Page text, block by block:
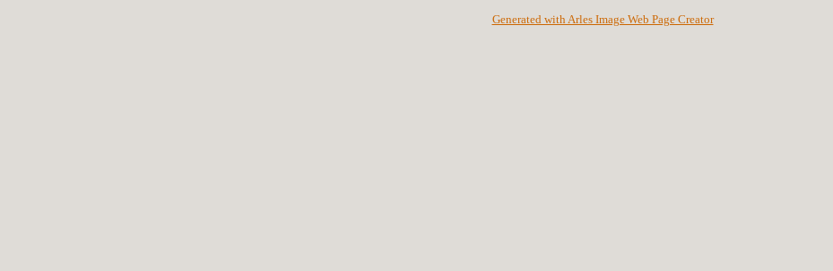
Generated with Arles Image Web Page Creator